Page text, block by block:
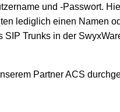
und -Passwort.
lediglich einen Namen
Trunks in der
Partner ACS